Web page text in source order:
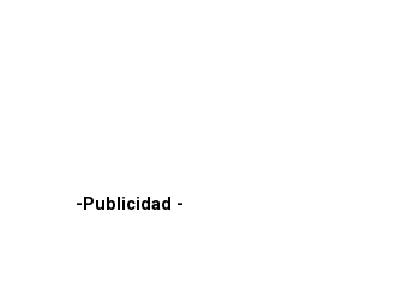
-Publicidad -